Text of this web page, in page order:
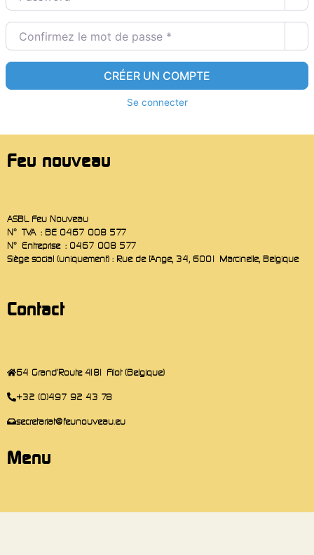
Confirmez le mot de passe*
CRÉER UN COMPTE
Se connecter
Feu nouveau
ASBL Feu Nouveau
N° TVA : BE 0467 008 577
N° Entreprise : 0467 008 577
Siège social (uniquement) : Rue de l’Ange, 34, 6001 Marcinelle, Belgique
Contact
64 Grand'Route 4181 Filot (Belgique)
+32 (0)497 92 43 78
secretariat@feunouveau.eu
Menu